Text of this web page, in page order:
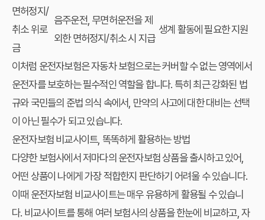
면허정지/
취소 위로
금
음주운전, 무면허운전을 제
외한 면허정지/취소 시 지급
생계 활동에 필요한 지원
이처럼 운전자보험은 자동차 보험으로는 커버할 수 없는 영역에서
운전자를 보호하는 필수적인 역할을 합니다. 특히 최근 강화된 법
규와 국민들의 준법 의식 속에서, 만약의 사고에 대한 대비는 선택
이 아닌 필수가 되고 있습니다.
운전자보험 비교사이트, 똑똑하게 활용하는 방법
다양한 보험사에서 저마다의 운전자보험 상품을 출시하고 있어,
어떤 상품이 나에게 가장 적합한지 판단하기 어려울 수 있습니다.
이때 운전자보험 비교사이트는 매우 유용하게 활용될 수 있습니
다. 비교사이트를 통해 여러 보험사의 상품을 한눈에 비교하고, 자